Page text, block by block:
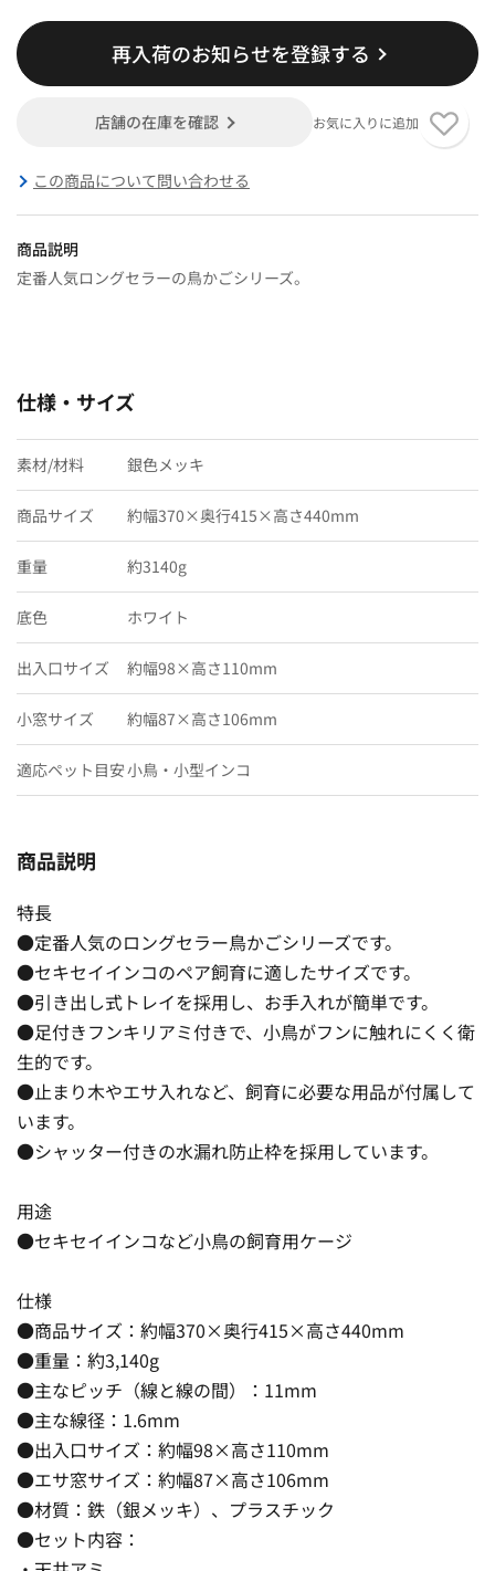
再入荷のお知らせを登録する
店舗の在庫を確認 お気に入りに追加
この商品について問い合わせる
商品説明
定番人気ロングセラーの鳥かごシリーズ。
仕様・サイズ
素材/材料 銀色メッキ
商品サイズ 約幅370×奥行415×高さ440mm
重量 約3140g
底色 ホワイト
出入口サイズ 約幅98×高さ110mm
小窓サイズ 約幅87×高さ106mm
適応ペット目安小鳥・小型インコ
商品説明
特長
●定番人気のロングセラー鳥かごシリーズです。
●セキセイインコのペア飼育に適したサイズです。
●引き出し式トレイを採用し、お手入れが簡単です。
●足付きフンキリアミ付きで、小鳥がフンに触れにくく衛
生的です。
●止まり木やエサ入れなど、飼育に必要な用品が付属して
います。
●シャッター付きの水漏れ防止枠を採用しています。
用途
●セキセイインコなど小鳥の飼育用ケージ
仕様
●商品サイズ：約幅370×奥行415×高さ440mm
●重量：約3,140g
●主なピッチ（線と線の間）：11mm
●主な線径：1.6mm
●出入口サイズ：約幅98×高さ110mm
●エサ窓サイズ：約幅87×高さ106mm
●材質：鉄（銀メッキ）、プラスチック
●セット内容：